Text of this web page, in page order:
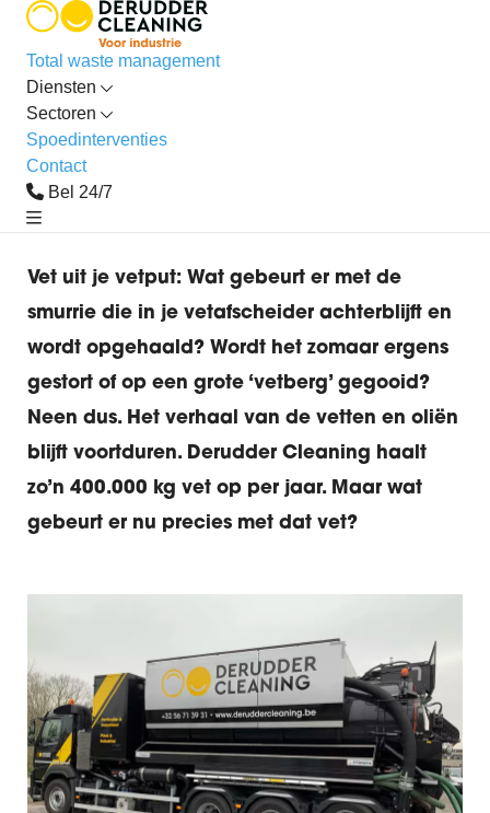
Total waste management
Diensten
Sectoren
Spoedinterventies
Contact
Bel 24/7
home industrieel
blog
je raadt nooit wat er met het vet uit jouw vetput gebeurt
Je raadt nooit wat er met
het vet uit jouw vetput
gebeurt
Vet uit je vetput: Wat gebeurt er met de
smurrie die in je vetafscheider achterblijft en
wordt opgehaald? Wordt het zomaar ergens
gestort of op een grote ‘vetberg’ gegooid?
Neen dus. Het verhaal van de vetten en oliën
blijft voortduren. Derudder Cleaning haalt
zo’n 400.000 kg vet op per jaar. Maar wat
gebeurt er nu precies met dat vet?